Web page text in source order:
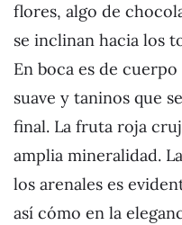
flores, algo de
se inclinan hacia los
En boca es de
suave y taninos que
final. La fruta roja
amplia mineralidad.
los arenales es
así cómo en la